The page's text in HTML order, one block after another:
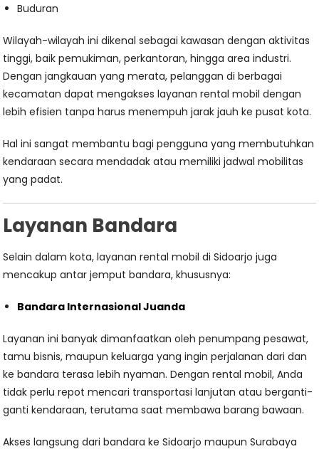
Buduran
Wilayah-wilayah ini dikenal sebagai kawasan dengan aktivitas
tinggi, baik pemukiman, perkantoran, hingga area industri.
Dengan jangkauan yang merata, pelanggan di berbagai
kecamatan dapat mengakses layanan rental mobil dengan
lebih efisien tanpa harus menempuh jarak jauh ke pusat kota.
Hal ini sangat membantu bagi pengguna yang membutuhkan
kendaraan secara mendadak atau memiliki jadwal mobilitas
yang padat.
Layanan Bandara
Selain dalam kota, layanan rental mobil di Sidoarjo juga
mencakup antar jemput bandara, khususnya:
Bandara Internasional Juanda
Layanan ini banyak dimanfaatkan oleh penumpang pesawat,
tamu bisnis, maupun keluarga yang ingin perjalanan dari dan
ke bandara terasa lebih nyaman. Dengan rental mobil, Anda
tidak perlu repot mencari transportasi lanjutan atau berganti-
ganti kendaraan, terutama saat membawa barang bawaan.
Akses langsung dari bandara ke Sidoarjo maupun Surabaya